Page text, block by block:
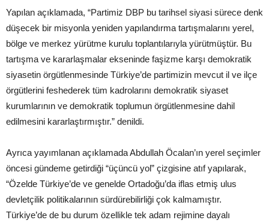
Yapılan açıklamada, “Partimiz DBP bu tarihsel siyasi sürece denk
düşecek bir misyonla yeniden yapılandırma tartışmalarını yerel,
bölge ve merkez yürütme kurulu toplantılarıyla yürütmüştür. Bu
tartışma ve kararlaşmalar ekseninde faşizme karşı demokratik
siyasetin örgütlenmesinde Türkiye’de partimizin mevcut il ve ilçe
örgütlerini feshederek tüm kadrolarını demokratik siyaset
kurumlarının ve demokratik toplumun örgütlenmesine dahil
edilmesini kararlaştırmıştır.” denildi.
Ayrıca yayımlanan açıklamada Abdullah Öcalan’ın yerel seçimler
öncesi gündeme getirdiği “üçüncü yol” çizgisine atıf yapılarak,
“Özelde Türkiye’de ve genelde Ortadoğu’da iflas etmiş ulus
devletçilik politikalarının sürdürebilirliği çok kalmamıştır.
Türkiye’de de bu durum özellikle tek adam rejimine dayalı